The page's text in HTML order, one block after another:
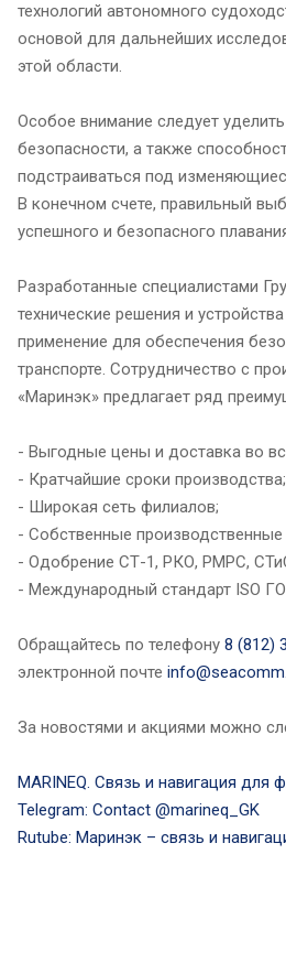
технологий автономного
основой для дальнейших
этой области.
Особое внимание следует
безопасности, а также
подстраиваться под
В конечном счете, правильный
успешного и безопасного
Разработанные специалистами
технические решения и
применение для обеспечения
транспорте. Сотрудничество с
«Маринэк» предлагает ряд
- Выгодные цены и доставка во
- Кратчайшие сроки производства;
- Широкая сеть филиалов;
- Собственные
- Одобрение СТ-1, РКО, РМРС,
- Международный стандарт ISO
Обращайтесь по телефону 8 (812)
электронной почте
За новостями и акциями можно
MARINEQ. Связь и навигация для
Telegram: Contact @marineq_GK
Rutube: Маринэк – связь и